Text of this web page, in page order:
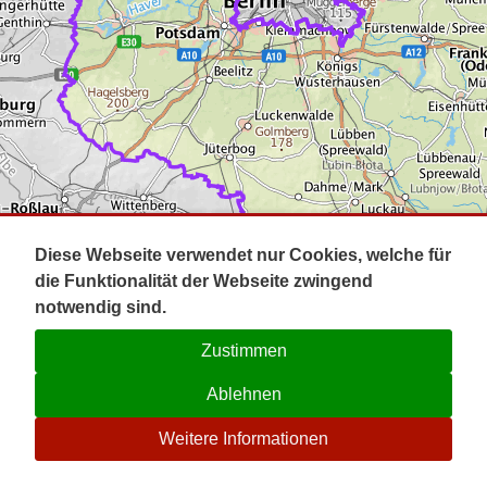
Impressum
Kontakt
☉
Diese Webseite verwendet nur Cookies, welche für
die Funktionalität der Webseite zwingend
notwendig sind.
Zustimmen
Ablehnen
Weitere Informationen